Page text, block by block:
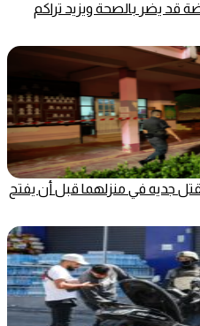
قد يضر بالصحة ويزيد تراكم
جديه في منزلهما قبل أن يفتح